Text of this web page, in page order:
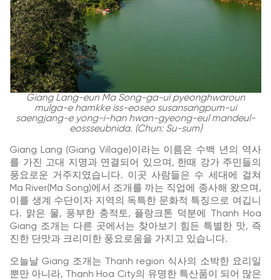
Giang Lang-eun Ma Song-ga-ui pyeonghwaroun
mulga-e hamkke iss-eoseo susansangpum-ui
saengjang-e yong-i-han hwan-gyeong-eul mandeul-
eossseubnida. (Chun: Su-sum)
Giang Lang (Giang Village)이라는 이름은 수백 년의 역사
를 가진 고대 지명과 연결되어 있으며, 한때 강가 주민들의
풍요로운 거주지였습니다. 이곳 사람들은 수 세대에 걸쳐
Ma River(Ma Song)에서 조개를 까는 직업에 종사해 왔으며,
이를 생계 수단이자 지역의 독특한 문화적 특징으로 여깁니
다. 맑은 물, 풍부한 충적토, 플랑크톤 덕분에 Thanh Hoa
Giang 조개는 다른 곳에서는 찾아보기 힘든 특별한 맛, 즉
진한 단맛과 크리미한 풍요로움을 가지고 있습니다.
오늘날 Giang 조개는 Thanh region 식사의 소박한 요리일
뿐만 아니라, Thanh Hoa City의 유명한 특산품이 되어 많은